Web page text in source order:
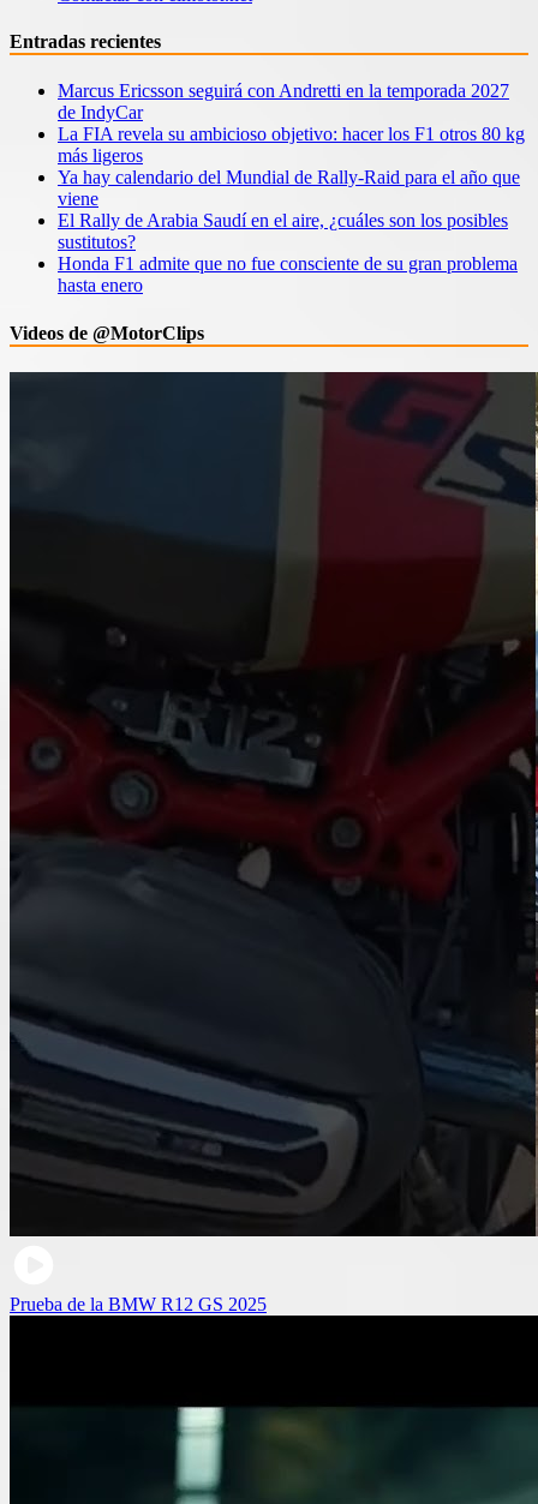
Entradas recientes
Marcus Ericsson seguirá con Andretti en la temporada 2027
de IndyCar
La FIA revela su ambicioso objetivo: hacer los F1 otros 80 kg
más ligeros
Ya hay calendario del Mundial de Rally-Raid para el año que
viene
El Rally de Arabia Saudí en el aire, ¿cuáles son los posibles
sustitutos?
Honda F1 admite que no fue consciente de su gran problema
hasta enero
Videos de @MotorClips
Prueba de la BMW R12 GS 2025